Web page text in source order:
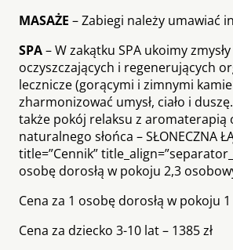
MASAŻE – Zabiegi należy umawiać
SPA– W zakątku SPA ukoimy
oczyszczających i regenerujących
lecznicze (gorącymi i zimnymi
zharmonizować umysł, ciało i
także pokój relaksu z
naturalnego słońca –
title=”Cennik”
osobę dorosłą w pokoju 2,3
Cena za 1 osobę dorosłą w pokoju
Cena za dziecko 3-10 lat – 1385 zł